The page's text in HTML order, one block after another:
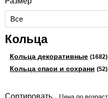
Все
Кольца
Кольца декоративные (1682)
Кольца спаси и сохрани (52)